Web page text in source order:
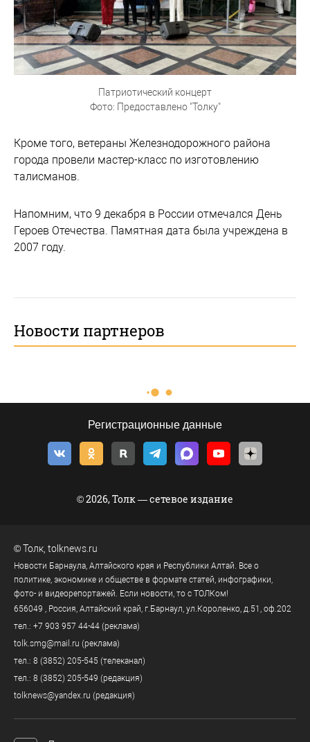
Патриотический концерт
Фото: Предоставлено "Толку"
Кроме того, ветераны Железнодорожного района
города провели мастер-класс по изготовлению
талисманов.
Напомним, что 9 декабря в России отмечался День
Героев Отечества. Памятная дата была учреждена в
2007 году.
Новости партнеров
Регистрационные данные
© 2026, Толк — сетевое издание
©Толк tolknews.ru
Новости Барнаула, Алтайского края и Республики Алтай. Все о
политике, экономике и обществе в формате статей, инфографики,
фото- и видеорепортажей. Если новости, то с ТОЛКом!
656049 , Россия, Алтайский край, г.Барнаул, ул.Короленко, д.51, оф.202
тел.: +7 903 957 44-44 (реклама)
tolk.smg@mail.ru (реклама)
тел.: 8 (3852) 205-545 (телеканал)
тел.: 8 (3852) 205-549 (редакция)
tolknews@yandex.ru (редакция)